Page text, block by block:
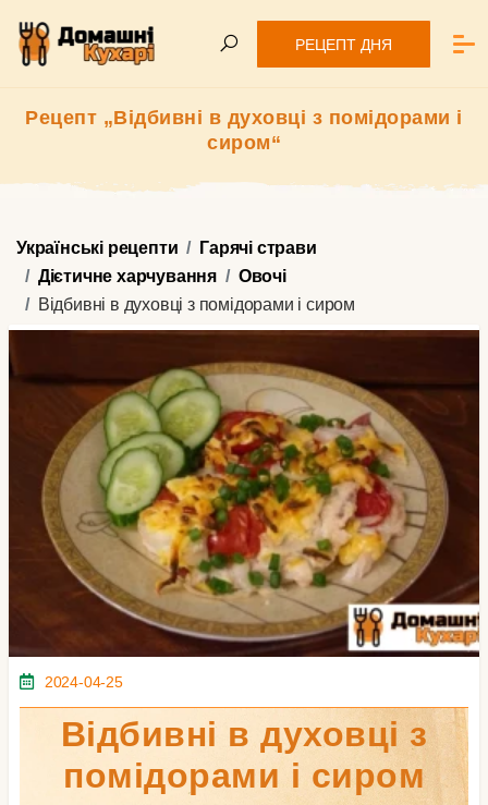
РЕЦЕПТ ДНЯ
Рецепт „Відбивні в духовці з помідорами і
сиром“
Українські рецепти
Гарячі страви
Дієтичне харчування
Овочі
Відбивні в духовці з помідорами і сиром
2024-04-25
Відбивні в духовці з
помідорами і сиром